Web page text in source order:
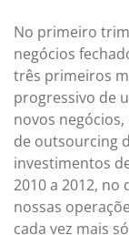
No primeiro
negócios
três primeiros
progressivo de
novos
de outsourcing
investimentos
2010 a 2012,
nossas
cada vez mais